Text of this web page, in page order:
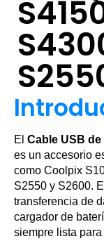
El Cable USB
es un accesorio
como Coolpix
S2550 y S2600.
transferencia de
cargador de
siempre lista